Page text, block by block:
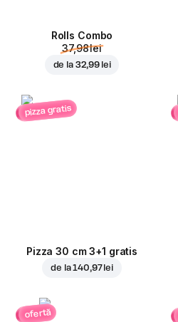
Rolls Combo
37,98 lei
de la 32,99 lei
pizza gratis
Pizza 30 cm 3+1 gratis
de la140,97 lei
ofertă